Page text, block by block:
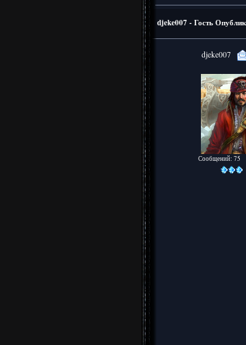
djeke007 - Гость
djeke007
Сообщений: 75